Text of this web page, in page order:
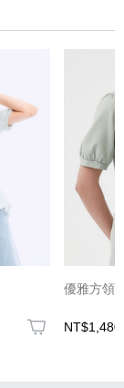
優雅方領
NT$1,480